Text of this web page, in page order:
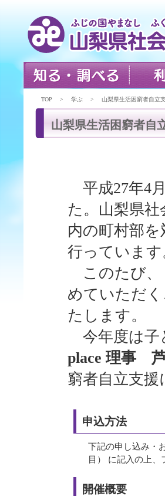
TOP > 学ぶ > 山梨県生活困窮者自立支援
山梨県生活困窮者自
平成27年4
た。山梨県
内の町村部
行っています
このたび、
めていただ
たします。
今年度は子
place 理事
窮者自立支
申込方法
下記の申し込み・
目） に記入の上
開催概要